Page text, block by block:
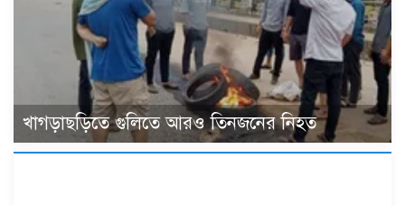
খাগড়াছড়িতে গুলিতে আরও তিনজনের নিহত